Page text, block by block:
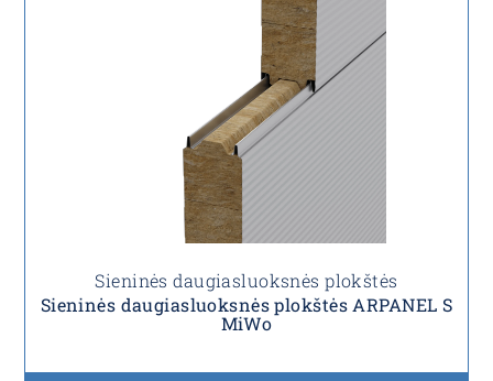
Sieninės daugiasluoksnės plokštės
Sieninės daugiasluoksnės plokštės ARPANEL S
MiWo